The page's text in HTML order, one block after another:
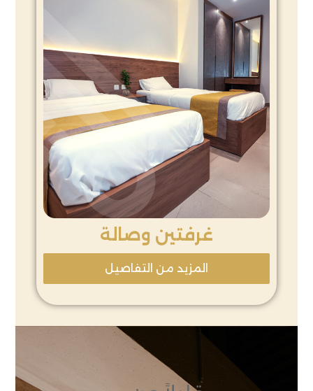
غرفتين وصالة
المزيد من التفاصيل